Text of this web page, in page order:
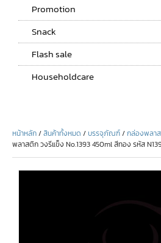
Promotion
Snack
Flash sale
Householdcare
หน้าหลัก/สินค้าทั้งหมด /บรรจุภัณฑ์/กล่องพลา
พลาสติก วงรีแข็ง No.1393 450ml สีทอง รหัส